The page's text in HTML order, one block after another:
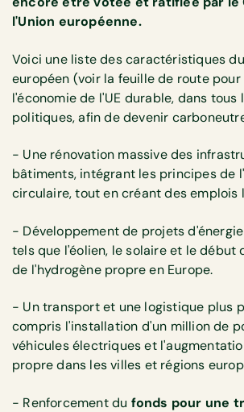
l'Union européenne.
Voici une liste des caractéristiques
européen (voir la feuille de route
l'économie de l'UE durable, dans tous
politiques, afin de devenir
- Une rénovation massive des
bâtiments, intégrant les principes de
circulaire, tout en créant des emplois
- Développement de projets
tels que l'éolien, le solaire et le début
de l'hydrogène propre en Europe.
- Un transport et une logistique plus
compris l'installation d'un million de
véhicules électriques et
propre dans les villes et régions
- Renforcement du fonds pour une